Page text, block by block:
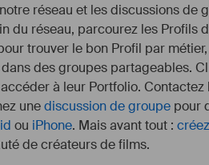
réseau et les discussions de
du réseau, parcourez les Profils
trouver le bon Profil par
des groupes partageables.
à leur Portfolio.
unediscussion de groupe pour
ou iPhone. Mais avant tout :
de créateurs de films.